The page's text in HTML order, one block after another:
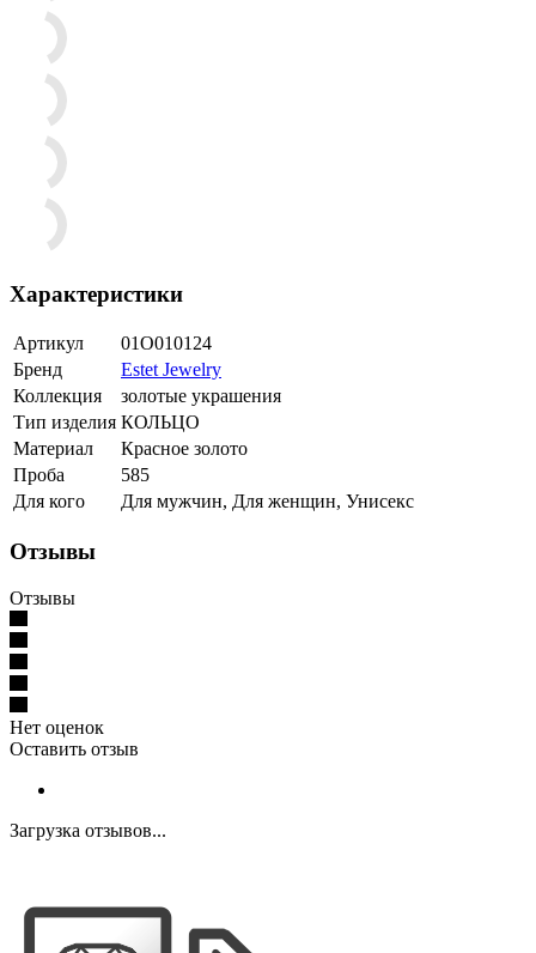
Характеристики
Артикул
01О010124
Бренд
Estet Jewelry
Коллекция
золотые украшения
Тип изделия КОЛЬЦО
Материал
Красное золото
Проба
585
Для кого
Для мужчин, Для женщин, Унисекс
Отзывы
Отзывы
Нет оценок
Оставить отзыв
Загрузка отзывов...